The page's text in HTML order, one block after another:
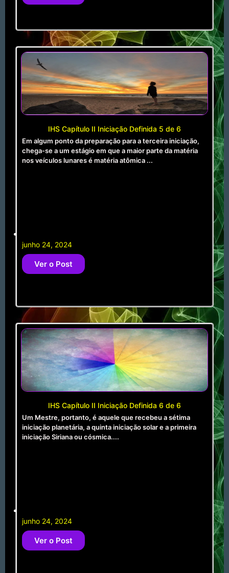
IHS Capítulo II Iniciação Definida 5 de 6
Em algum ponto da preparação para a terceira iniciação,
chega-se a um estágio em que a maior parte da matéria
nos veículos lunares é matéria atômica ...
junho 24, 2024
Ver o Post
IHS Capítulo II Iniciação Definida 6 de 6
Um Mestre, portanto, é aquele que recebeu a sétima
iniciação planetária, a quinta iniciação solar e a primeira
iniciação Siriana ou cósmica....
junho 24, 2024
Ver o Post